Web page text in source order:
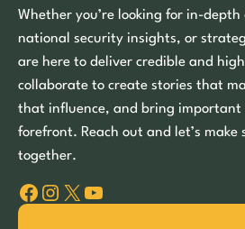
Whether you’re looking for in-depth
national security insights, or
are here to deliver credible and
collaborate to create stories that
that influence, and bring important
forefront. Reach out and let’s make
together.
Facebook Instagram X YouTube